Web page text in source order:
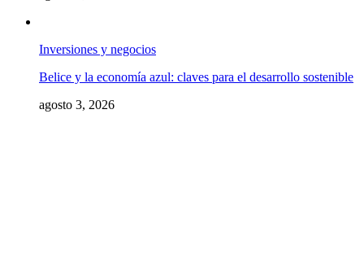
Inversiones y negocios
Belice y la economía azul: claves para el desarrollo sostenible
agosto 3, 2026